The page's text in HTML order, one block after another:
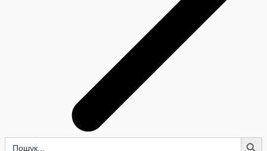
Search Search Button